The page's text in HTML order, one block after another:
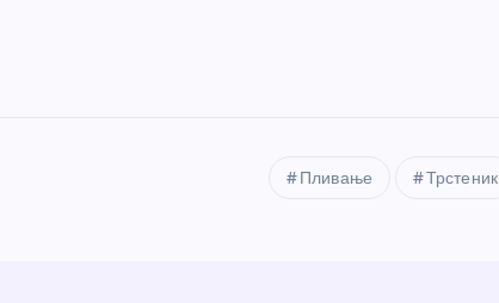
Пливање Трстеник